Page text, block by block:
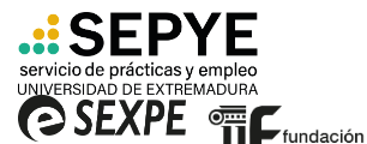
Ambiental –
Actividades